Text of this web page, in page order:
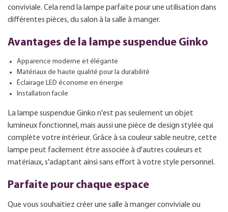
conviviale. Cela rend la lampe parfaite pour une utilisation dans
différentes pièces, du salon à la salle à manger.
Avantages de la lampe suspendue Ginko
Apparence moderne et élégante
Matériaux de haute qualité pour la durabilité
Éclairage LED économe en énergie
Installation facile
La lampe suspendue Ginko n'est pas seulement un objet
lumineux fonctionnel, mais aussi une pièce de design stylée qui
complète votre intérieur. Grâce à sa couleur sable neutre, cette
lampe peut facilement être associée à d'autres couleurs et
matériaux, s'adaptant ainsi sans effort à votre style personnel.
Parfaite pour chaque espace
Que vous souhaitiez créer une salle à manger conviviale ou